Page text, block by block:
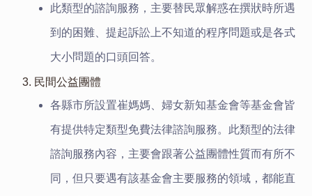
此類型的諮詢服務，主要替民眾解惑在撰狀時所遇
到的困難、提起訴訟上不知道的程序問題或是各式
大小問題的口頭回答。
3. 民間公益團體
各縣市所設置崔媽媽、婦女新知基金會等基金會皆
有提供特定類型免費法律諮詢服務。此類型的法律
諮詢服務內容，主要會跟著公益團體性質而有所不
同，但只要遇有該基金會主要服務的領域，都能直